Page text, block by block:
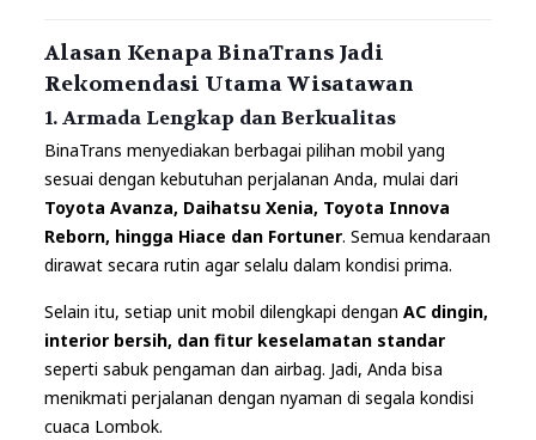
Alasan Kenapa BinaTrans Jadi
Rekomendasi Utama Wisatawan
1. Armada Lengkap dan Berkualitas
BinaTrans menyediakan berbagai pilihan mobil yang
sesuai dengan kebutuhan perjalanan Anda, mulai dari
Toyota Avanza, Daihatsu Xenia, Toyota Innova
Reborn, hingga Hiace dan Fortuner. Semua kendaraan
dirawat secara rutin agar selalu dalam kondisi prima.
Selain itu, setiap unit mobil dilengkapi dengan AC dingin,
interior bersih, dan fitur keselamatan standar
seperti sabuk pengaman dan airbag. Jadi, Anda bisa
menikmati perjalanan dengan nyaman di segala kondisi
cuaca Lombok.